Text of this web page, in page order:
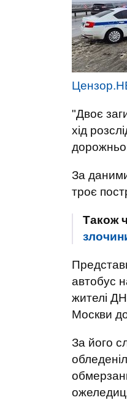
"Двоє
хід
За
троє
Також
автобус
жителі
Москви
За його